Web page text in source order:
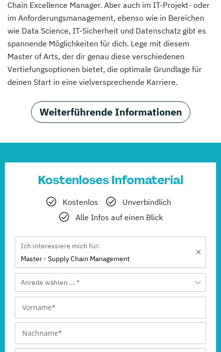
Chain Excellence Manager. Aber auch im IT-Projekt- oder
im Anforderungsmanagement, ebenso wie in Bereichen
wie Data Science, IT-Sicherheit und Datenschatz gibt es
spannende Möglichkeiten für dich. Lege mit diesem
Master of Arts, der dir genau diese verschiedenen
Vertiefungsoptionen bietet, die optimale Grundlage für
deinen Start in eine vielversprechende Karriere.
Weiterführende Informationen
Kostenloses Infomaterial
Kostenlos
Unverbindlich
Alle Infos auf einen Blick
Ich interessiere mich für:
Master - Supply Chain Management
Anrede wählen ... *